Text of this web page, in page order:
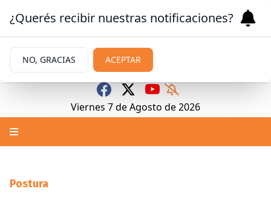
Viernes 7deAgosto de 2026
Postura
¿Querés recibir nuestras notificaciones?
NO, GRACIAS ACEPTAR